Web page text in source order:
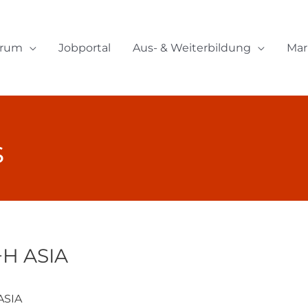
Jobportal Aus- & Weiterbildung
ASIA